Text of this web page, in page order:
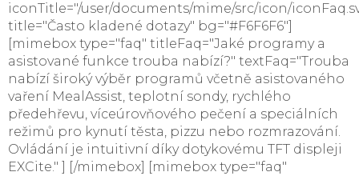
iconTitle="/user/documents/mime/src/icon/
title="Často kladené dotazy" bg="#F6F6F6"]
[mimebox type="faq" titleFaq="Jaké programy a
asistované funkce trouba nabízí?" textFaq="Trouba
nabízí široký výběr programů včetně asistovaného
vaření MealAssist, teplotní sondy, rychlého
předehřevu, víceúrovňového pečení a speciálních
režimů pro kynutí těsta, pizzu nebo rozmrazování.
Ovládání je intuitivní díky dotykovému TFT displeji
EXCite." ] [/mimebox] [mimebox type="faq"